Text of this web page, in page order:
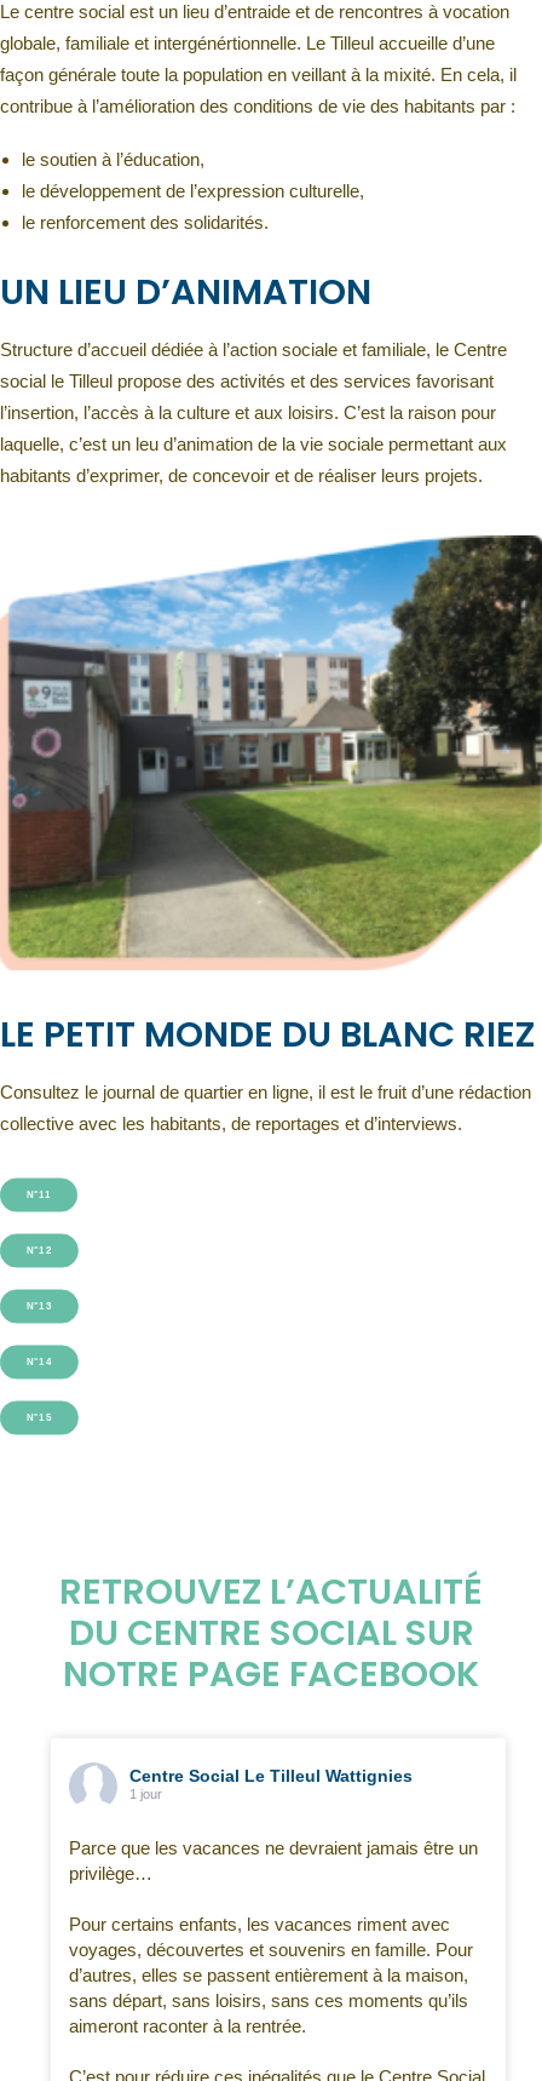
Le centre social est un lieu d’entraide et de rencontres à vocation
globale, familiale et intergénértionnelle. Le Tilleul accueille d’une
façon générale toute la population en veillant à la mixité. En cela, il
contribue à l’amélioration des conditions de vie des habitants par :
le soutien à l’éducation,
le développement de l’expression culturelle,
le renforcement des solidarités.
UN LIEU D’ANIMATION
Structure d’accueil dédiée à l’action sociale et familiale, le Centre
social le Tilleul propose des activités et des services favorisant
l’insertion, l’accès à la culture et aux loisirs. C’est la raison pour
laquelle, c’est un leu d’animation de la vie sociale permettant aux
habitants d’exprimer, de concevoir et de réaliser leurs projets.
LE PETIT MONDE DU BLANC RIEZ
Consultez le journal de quartier en ligne, il est le fruit d’une rédaction
collective avec les habitants, de reportages et d’interviews.
N°11
N°12
N°13
N°14
N°15
RETROUVEZ L’ACTUALITÉ
DU CENTRE SOCIAL SUR
NOTRE PAGE FACEBOOK
Centre Social Le Tilleul Wattignies
1 jour
Parce que les vacances ne devraient jamais être un
privilège…
Pour certains enfants, les vacances riment avec
voyages, découvertes et souvenirs en famille. Pour
d’autres, elles se passent entièrement à la maison,
sans départ, sans loisirs, sans ces moments qu’ils
aimeront raconter à la rentrée.
C’est pour réduire ces inégalités que le Centre Social